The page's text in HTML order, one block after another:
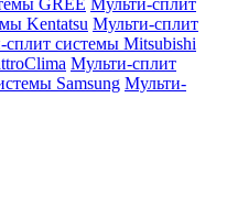
GREE Мульти-сплит
Kentatsu Мульти-сплит
сплит системы Mitsubishi
Мульти-сплит
Samsung Мульти-